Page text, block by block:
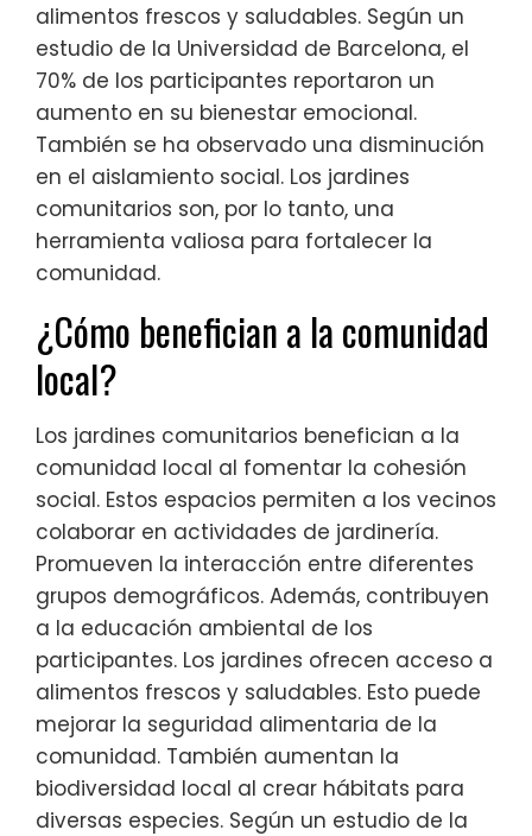
alimentos frescos y saludables. Según un
estudio de la Universidad de Barcelona, el
70% de los participantes reportaron un
aumento en su bienestar emocional.
También se ha observado una disminución
en el aislamiento social. Los jardines
comunitarios son, por lo tanto, una
herramienta valiosa para fortalecer la
comunidad.
¿Cómo benefician a la comunidad
local?
Los jardines comunitarios benefician a la
comunidad local al fomentar la cohesión
social. Estos espacios permiten a los vecinos
colaborar en actividades de jardinería.
Promueven la interacción entre diferentes
grupos demográficos. Además, contribuyen
a la educación ambiental de los
participantes. Los jardines ofrecen acceso a
alimentos frescos y saludables. Esto puede
mejorar la seguridad alimentaria de la
comunidad. También aumentan la
biodiversidad local al crear hábitats para
diversas especies. Según un estudio de la